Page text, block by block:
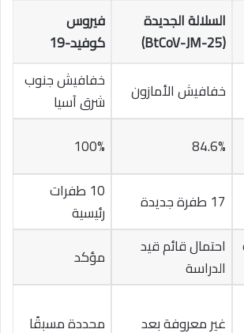
السلالة الجديدة
(BtCoV-JM-25)
فيروس
كوفيد-19
خفافيش الأمازون
خفافيش جنوب
شرق آسيا
84.6%
100%
17 طفرة جديدة
10 طفرات
رئيسية
احتمال قائم قيد
الدراسة
مؤكد
غير معروفة بعد محددة مسبقًا